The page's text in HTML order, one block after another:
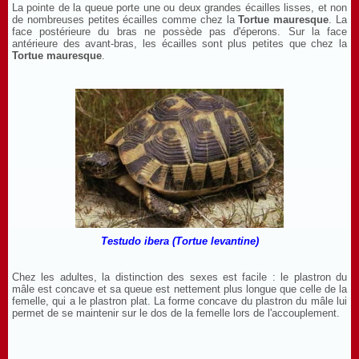
La pointe de la queue porte une ou deux grandes écailles lisses, et non
de nombreuses petites écailles comme chez laTortue mauresque . La
face postérieure du bras ne possède pas d'éperons. Sur la face
antérieure des avant-bras, les écailles sont plus petites que chez la
Tortue mauresque
Testudo ibera (Tortue levantine)
Chez les adultes, la distinction des sexes est facile : le plastron du
mâle est concave et sa queue est nettement plus longue que celle de la
femelle, qui a le plastron plat. La forme concave du plastron du mâle lui
permet de se maintenir sur le dos de la femelle lors de l'accouplement.